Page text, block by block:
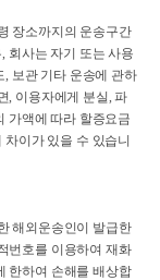
장소까지의 운송구간
회사는 자기 또는 사용
, 보관 기타 운송에 관하
, 이용자에게 분실, 파
가액에 따라 할증요금
이가 있을 수 있습니
해외운송인이 발급한
번호를 이용하여 재화
한하여 손해를 배상합